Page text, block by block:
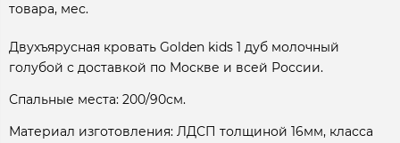
товара, мес.
Двухъярусная кровать Golden kids 1 дуб молочный
голубой с доставкой по Москве и всей России.
Спальные места: 200/90см.
Материал изготовления: ЛДСП толщиной 16мм, класса